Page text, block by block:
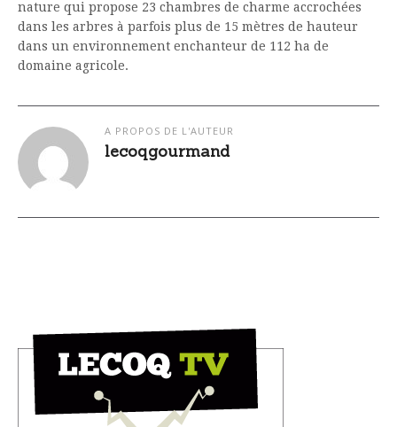
nature qui propose 23 chambres de charme accrochées
dans les arbres à parfois plus de 15 mètres de hauteur
dans un environnement enchanteur de 112 ha de
domaine agricole.
A PROPOS DE L'AUTEUR
lecoqgourmand